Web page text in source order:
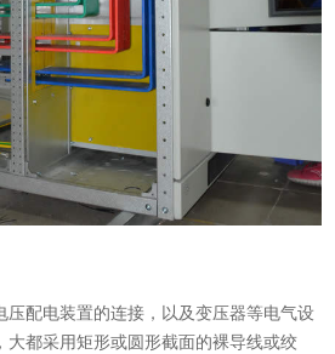
压配电装置的连接，以及变压器等电气设
大都采用矩形或圆形截面的裸导线或绞